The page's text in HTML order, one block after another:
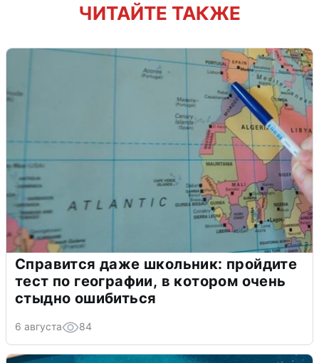
ЧИТАЙТЕ ТАКЖЕ
Справится даже школьник: пройдите
тест по географии, в котором очень
стыдно ошибиться
6 августа 84